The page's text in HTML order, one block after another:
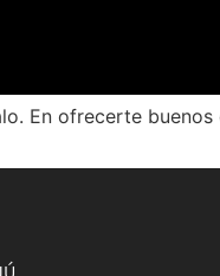
En ofrecerte